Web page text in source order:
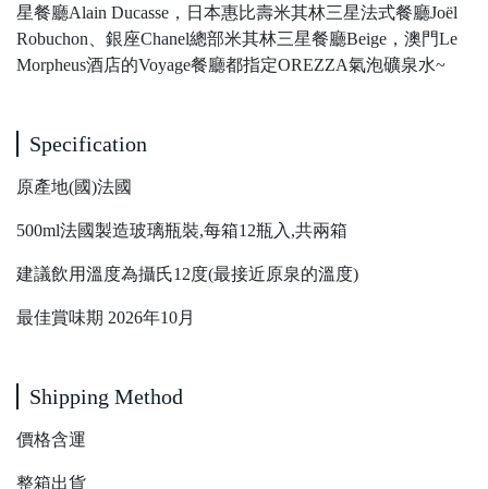
星餐廳Alain Ducasse，日本惠比壽米其林三星法式餐廳Joël
Robuchon、銀座Chanel總部米其林三星餐廳Beige，澳門Le
Morpheus酒店的Voyage餐廳都指定OREZZA氣泡礦泉水~
Specification
原產地(國)法國
500ml法國製造玻璃瓶裝,每箱12瓶入,共兩箱
建議飲用溫度為攝氏12度(最接近原泉的溫度)
最佳賞味期 2026年10月
Shipping Method
價格含運
整箱出貨